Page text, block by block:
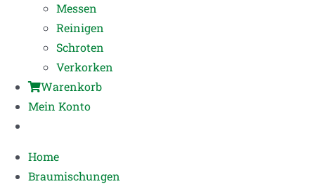
Messen
Reinigen
Schroten
Verkorken
Warenkorb
Mein Konto
Home
Braumischungen